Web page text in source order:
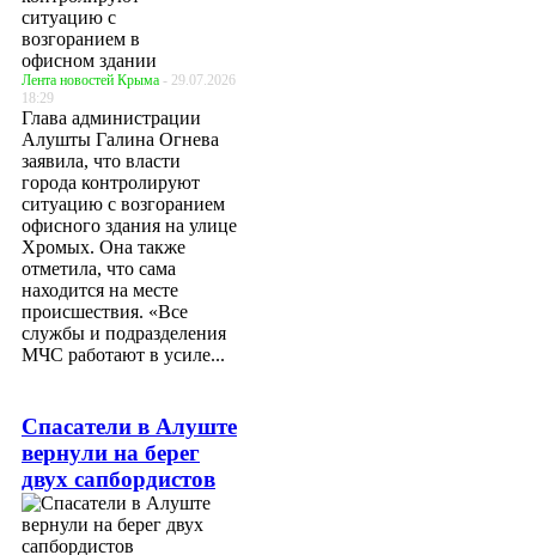
Лента новостей Крыма - 29.07.2026
18:29
Глава администрации
Алушты Галина Огнева
заявила, что власти
города контролируют
ситуацию с возгоранием
офисного здания на улице
Хромых. Она также
отметила, что сама
находится на месте
происшествия. «Все
службы и подразделения
МЧС работают в усиле...
Спасатели в Алуште
вернули на берег
двух сапбордистов